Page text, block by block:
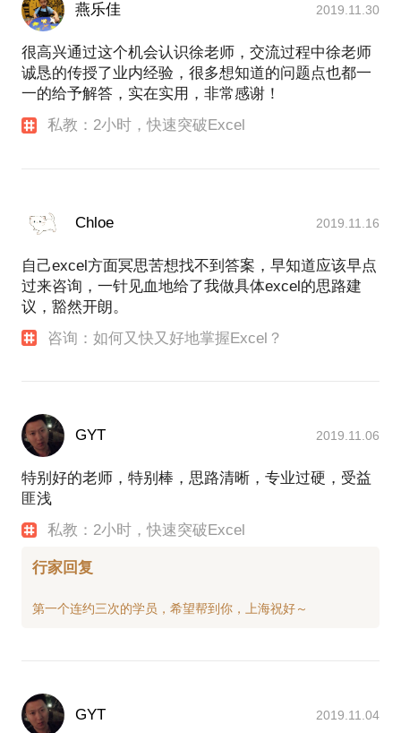
燕乐佳 2019.11.30
很高兴通过这个机会认识徐老师，交流过程中徐老师
诚恳的传授了业内经验，很多想知道的问题点也都一
一的给予解答，实在实用，非常感谢！
私教：2小时，快速突破Excel
Chloe 2019.11.16
自己excel方面冥思苦想找不到答案，早知道应该早点
过来咨询，一针见血地给了我做具体excel的思路建
议，豁然开朗。
咨询：如何又快又好地掌握Excel？
GYT 2019.11.06
特别好的老师，特别棒，思路清晰，专业过硬，受益
匪浅
私教：2小时，快速突破Excel
行家回复
GYT 2019.11.04